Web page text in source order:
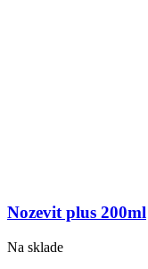
Nozevit plus 200ml
Na sklade